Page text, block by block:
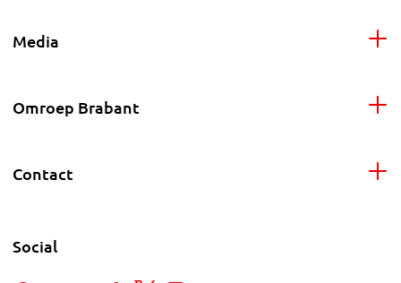
Media
Omroep Brabant
Contact
Social